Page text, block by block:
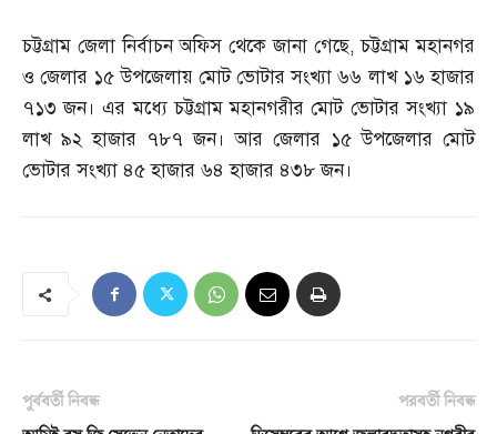
চট্টগ্রাম জেলা নির্বাচন অফিস থেকে জানা গেছে,চট্টগ্রাম মহানগর
ও জেলার ১৫ উপজেলায় মোট ভোটার সংখ্যা ৬৬ লাখ ১৬ হাজার
৭১৩ জন। এর মধ্যে চট্টগ্রাম মহানগরীর মোট ভোটার সংখ্যা ১৯
লাখ ৯২ হাজার ৭৮৭ জন। আর জেলার ১৫ উপজেলার মোট
ভোটার সংখ্যা ৪৫ হাজার ৬৪ হাজার ৪৩৮ জন।
পূর্ববর্তী নিবন্ধ
পরবর্তী নিবন্ধ